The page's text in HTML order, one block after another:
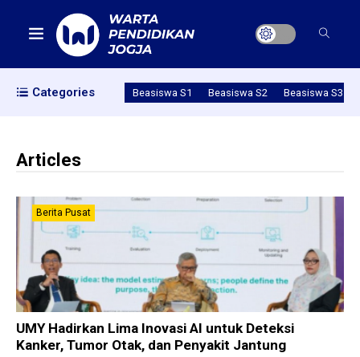
Categories Beasiswa S1 Beasiswa S2 Beasiswa S3
Articles
Berita Pusat
UMY Hadirkan Lima Inovasi AI untuk Deteksi
Kanker, Tumor Otak, dan Penyakit Jantung